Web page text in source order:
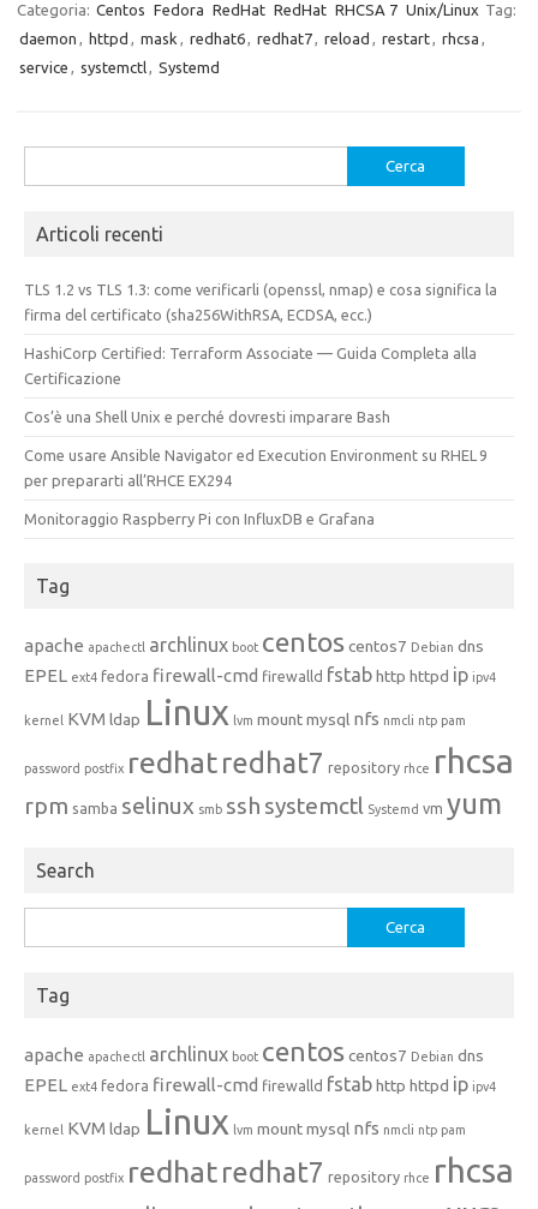
Categoria: Centos Fedora RedHat RedHat RHCSA 7 Unix/Linux Tag:
daemon , httpd , mask , redhat6, redhat7, reload , restart, rhcsa ,
service , systemctl, Systemd
per:
Articoli recenti
TLS 1.2 vs TLS 1.3: come verificarli (openssl, nmap) e cosa significa la
firma del certificato (sha256WithRSA, ECDSA, ecc.)
HashiCorp Certified: Terraform Associate — Guida Completa alla
Certificazione
Cos’è una Shell Unix e perché dovresti imparare Bash
Come usare Ansible Navigator ed Execution Environment su RHEL 9
per prepararti all’RHCE EX294
Monitoraggio Raspberry Pi con InfluxDB e Grafana
Tag
apache apachectl archlinux boot centoscentos7 Debian dns
EPEL ext4 fedora firewall-cmd firewalld fstabhttp httpd ip ipv4
kernel KVM ldap Linux lvm mountmysql nfs nmcli ntp pam
password postfix redhatredhat7 repository rhce rhcsa
rpm samba selinux smb ssh systemctl Systemd vm yum
Search
per:
Tag
apache apachectl archlinux boot centoscentos7 Debian dns
EPEL ext4 fedora firewall-cmd firewalld fstabhttp httpd ip ipv4
kernel KVM ldap Linux lvm mountmysql nfs nmcli ntp pam
password postfix redhatredhat7 repository rhce rhcsa